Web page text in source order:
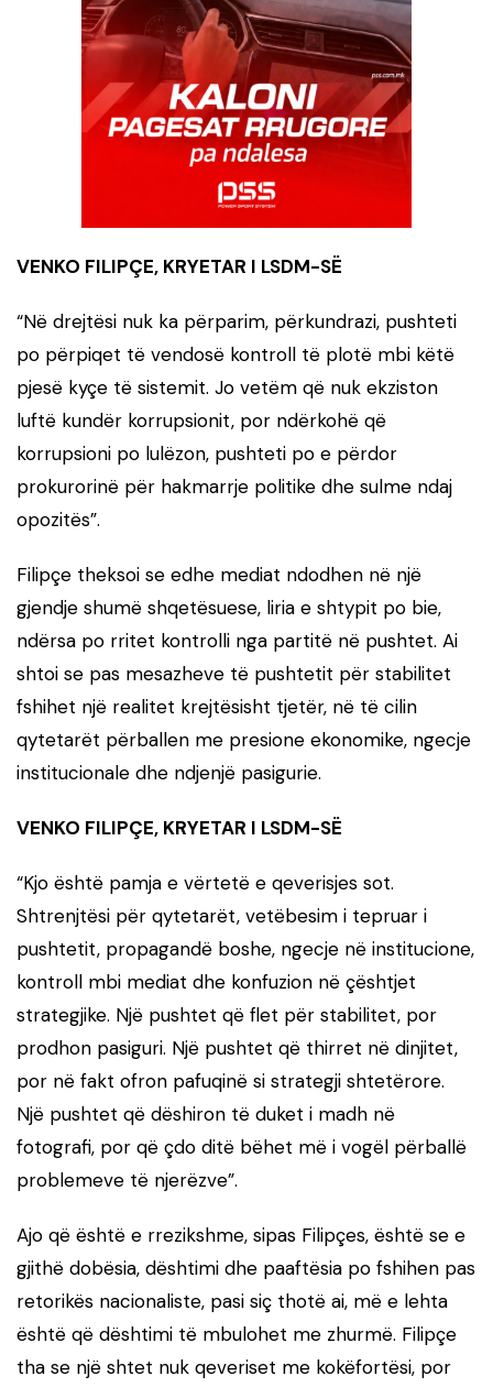
VENKO FILIPÇE, KRYETAR I LSDM-SË
“Në drejtësi nuk ka përparim, përkundrazi, pushteti
po përpiqet të vendosë kontroll të plotë mbi këtë
pjesë kyçe të sistemit. Jo vetëm që nuk ekziston
luftë kundër korrupsionit, por ndërkohë që
korrupsioni po lulëzon, pushteti po e përdor
prokurorinë për hakmarrje politike dhe sulme ndaj
opozitës”.
Filipçe theksoi se edhe mediat ndodhen në një
gjendje shumë shqetësuese, liria e shtypit po bie,
ndërsa po rritet kontrolli nga partitë në pushtet. Ai
shtoi se pas mesazheve të pushtetit për stabilitet
fshihet një realitet krejtësisht tjetër, në të cilin
qytetarët përballen me presione ekonomike, ngecje
institucionale dhe ndjenjë pasigurie.
VENKO FILIPÇE, KRYETAR I LSDM-SË
“Kjo është pamja e vërtetë e qeverisjes sot.
Shtrenjtësi për qytetarët, vetëbesim i tepruar i
pushtetit, propagandë boshe, ngecje në institucione,
kontroll mbi mediat dhe konfuzion në çështjet
strategjike. Një pushtet që flet për stabilitet, por
prodhon pasiguri. Një pushtet që thirret në dinjitet,
por në fakt ofron pafuqinë si strategji shtetërore.
Një pushtet që dëshiron të duket i madh në
fotografi, por që çdo ditë bëhet më i vogël përballë
problemeve të njerëzve”.
Ajo që është e rrezikshme, sipas Filipçes, është se e
gjithë dobësia, dështimi dhe paaftësia po fshihen pas
retorikës nacionaliste, pasi siç thotë ai, më e lehta
është që dështimi të mbulohet me zhurmë. Filipçe
tha se një shtet nuk qeveriset me kokëfortësi, por